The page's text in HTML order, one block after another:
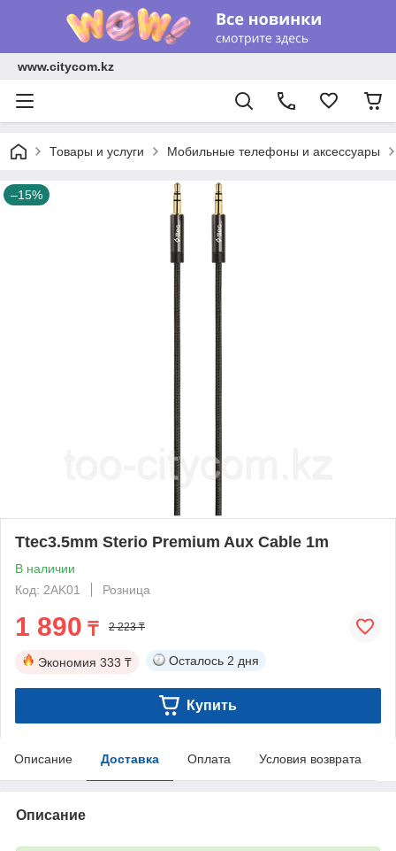
www.citycom.kz
Товары и услуги Мобильные телефоны и аксессуары
–15%
Ttec3.5mm Sterio Premium Aux Cable 1m
В наличии
Код: 2AK01
Розница
1 890 ₸ 2 223 ₸
Экономия 333 ₸ Осталось 2 дня
Купить
Описание Доставка Оплата Условия возврата
Описание